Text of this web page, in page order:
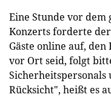
Eine Stunde vor dem
Konzerts forderte der
Gäste online auf,
vor Ort seid, folgt
Rücksicht", heißt es